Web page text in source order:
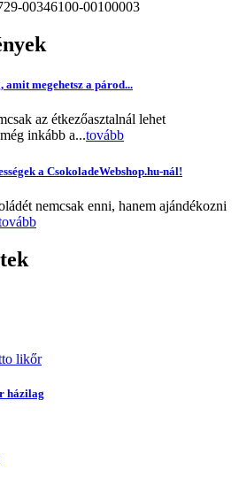
00346100-00100003
amit megehetsz a párod...
az étkezőasztalnál lehet
inkább a...tovább
a CsokoladeWebshop.hu-nál!
nemcsak enni, hanem ajándékozni
házilag